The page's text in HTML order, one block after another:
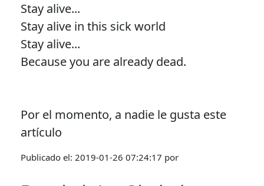
Stay alive...
Stay alive in this sick world
Stay alive...
Because you are already dead.
Por el momento, a nadie le gusta este
artículo
Publicado el: 2019-01-26 07:24:17 por